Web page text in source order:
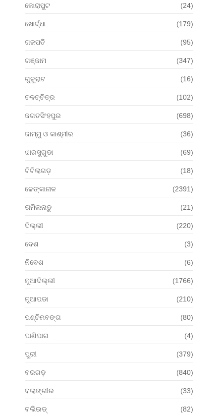
କୋରାପୁଟ (24)
ଖୋର୍ଦ୍ଧା (179)
ଗଜପତି (95)
ଗଞ୍ଜାମ (347)
ଗୁଜୁରାଟ (16)
ଚଳଚ୍ଚିତ୍ର (102)
ଜଗତସିଂହପୁର (698)
ଜାମ୍ମୁ ଓ କାଶ୍ମୀର (36)
ଝାରସୁଗୁଡା (69)
ଟିଟିଲାଗଡ଼ (18)
ଢେଙ୍କାନାଳ (2391)
ତାମିଲନାଡୁ (21)
ଦିଲ୍ଲୀ (220)
ଦେଶ (3)
ନିବେଶ (6)
ନୂଆଦିଲ୍ଲୀ (1766)
ନୂଆପଡା (210)
ପଶ୍ଚିମବଙ୍ଗ (80)
ପାଣିପାଗ (4)
ପୁରୀ (379)
ବରଗଡ଼ (840)
ବଲାଙ୍ଗୀର (33)
ବଲିଉଡ୍ (82)